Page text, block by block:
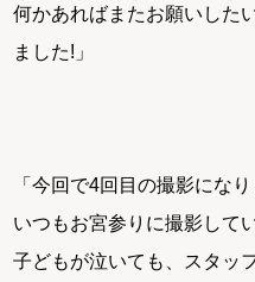
何かあればまたお願いした
ました!」
「今回で4回目の撮影になり
いつもお宮参りに撮影して
子どもが泣いても、スタッ